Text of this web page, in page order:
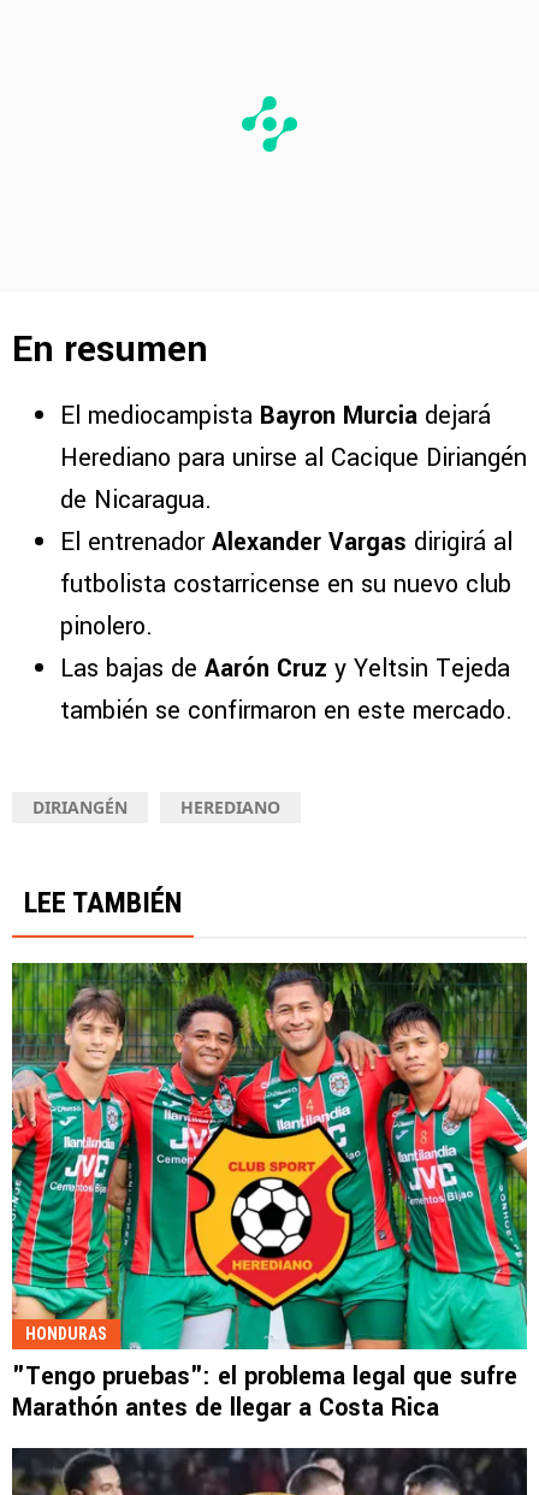
En resumen
El mediocampista Bayron Murcia dejará
Herediano para unirse al Cacique Diriangén
de Nicaragua.
El entrenadorAlexander Vargas dirigirá al
futbolista costarricense en su nuevo club
pinolero.
Las bajas de Aarón Cruz y Yeltsin Tejeda
también se confirmaron en este mercado.
DIRIANGÉN HEREDIANO
LEE TAMBIÉN
HONDURAS
"Tengo pruebas": el problema legal que sufre
Marathón antes de llegar a Costa Rica